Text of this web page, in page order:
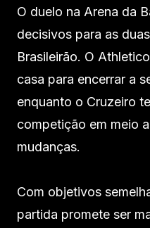
O duelo na Arena da
decisivos para as
Brasileirão. O
casa para encerrar a
enquanto o Cruzeiro
competição em meio
mudanças.
Com objetivos
partida promete ser